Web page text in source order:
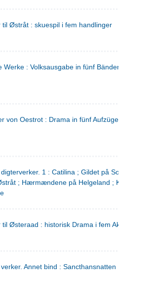
til Østråt : skuespil i fem handlinger
Werke : Volksausgabe in fünf Bänden
von Oestrot : Drama in fünf Aufzügen
1 : Catilina ; Gildet på Solhaug ; Fru
; Hærmændene på Helgeland ;
Østeraad : historisk Drama i fem Akter
Annet bind : Sancthansnatten ; Fru Inger